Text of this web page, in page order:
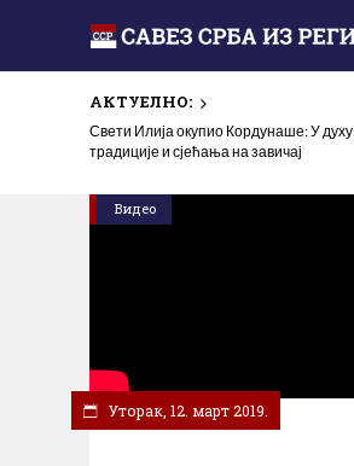
АКТУЕЛНО:
Свети Илија окупио Кордунаше: У духу
традиције и сјећања на завичај
Видео
Уторак, 12. март 2019.